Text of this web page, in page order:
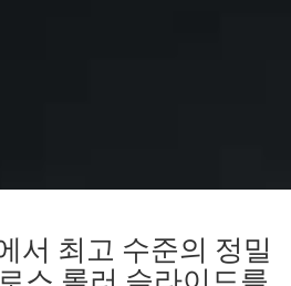
서 최고 수준의 정밀